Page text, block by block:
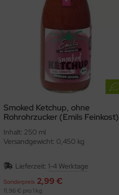
Smoked Ketchup, ohne
Rohrohrzucker (Emils Feinkost)
Inhalt: 250 ml
Versandgewicht: 0,450 kg
Lieferzeit: 1-4 Werktage
Sonderpreis 2,99 €
11,96 € pro 1 kg